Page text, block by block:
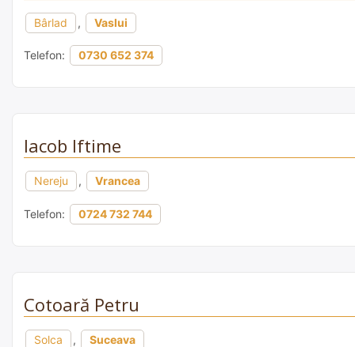
Bârlad , Vaslui
Telefon: 0730 652 374
Iacob Iftime
Nereju , Vrancea
Telefon: 0724 732 744
Cotoară Petru
Solca , Suceava